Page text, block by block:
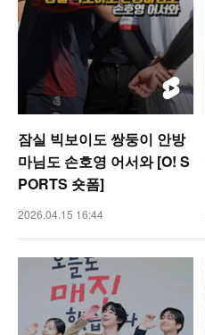
잠실 빅보이도 쌍둥이 안방
마님도 손호영 어서와 [O! S
PORTS 숏폼]
2026.04.15 16:44